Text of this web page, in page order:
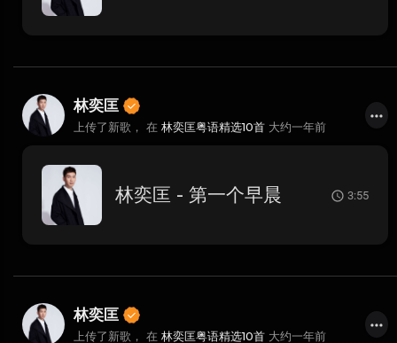
林奕匡
上传了新歌， 在 林奕匡粤语精选10首 大约一年前
林奕匡 - 第一个早晨 3:55
林奕匡
上传了新歌， 在 林奕匡粤语精选10首 大约一年前